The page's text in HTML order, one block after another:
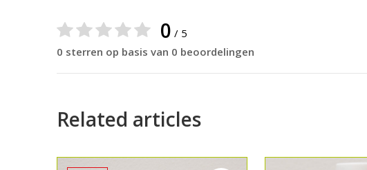
0 / 5
0 sterren op basis van 0 beoordelingen
Related articles